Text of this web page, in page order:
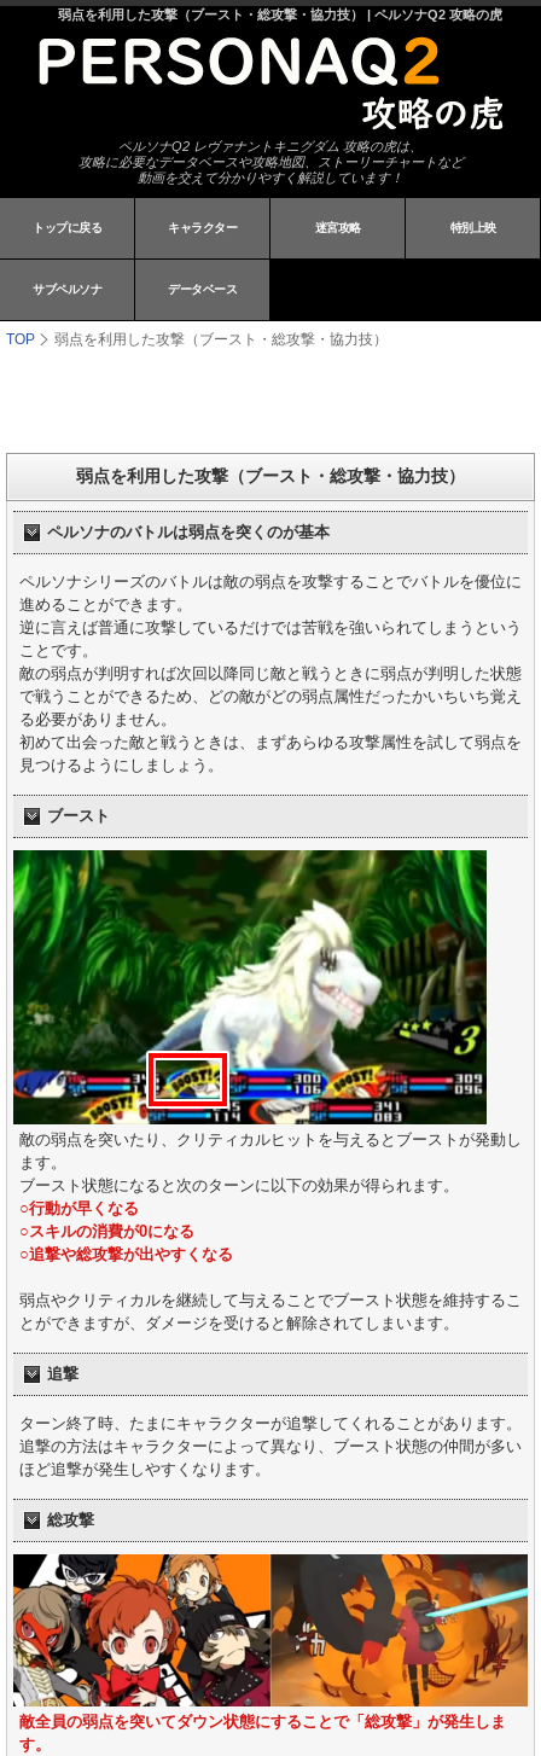
弱点を利用した攻撃（ブースト・総攻撃・協力技） | ペルソナQ2 攻略の虎
ペルソナQ2 レヴァナントキニグダム 攻略の虎は、
攻略に必要なデータベースや攻略地図、ストーリーチャートなど
動画を交えて分かりやすく解説しています！
トップに戻る キャラクター 迷宮攻略 特別上映
サブペルソナ データベース
TOP 弱点を利用した攻撃（ブースト・総攻撃・協力技）
弱点を利用した攻撃（ブースト・総攻撃・協力技）
ペルソナのバトルは弱点を突くのが基本
ペルソナシリーズのバトルは敵の弱点を攻撃することでバトルを優位に
進めることができます。
逆に言えば普通に攻撃しているだけでは苦戦を強いられてしまうという
ことです。
敵の弱点が判明すれば次回以降同じ敵と戦うときに弱点が判明した状態
で戦うことができるため、どの敵がどの弱点属性だったかいちいち覚え
る必要がありません。
初めて出会った敵と戦うときは、まずあらゆる攻撃属性を試して弱点を
見つけるようにしましょう。
ブースト
敵の弱点を突いたり、クリティカルヒットを与えるとブーストが発動し
ます。
ブースト状態になると次のターンに以下の効果が得られます。
○行動が早くなる
○スキルの消費が0になる
○追撃や総攻撃が出やすくなる
弱点やクリティカルを継続して与えることでブースト状態を維持するこ
とができますが、ダメージを受けると解除されてしまいます。
追撃
ターン終了時、たまにキャラクターが追撃してくれることがあります。
追撃の方法はキャラクターによって異なり、ブースト状態の仲間が多い
ほど追撃が発生しやすくなります。
総攻撃
敵全員の弱点を突いてダウン状態にすることで「総攻撃」が発生しま
す。